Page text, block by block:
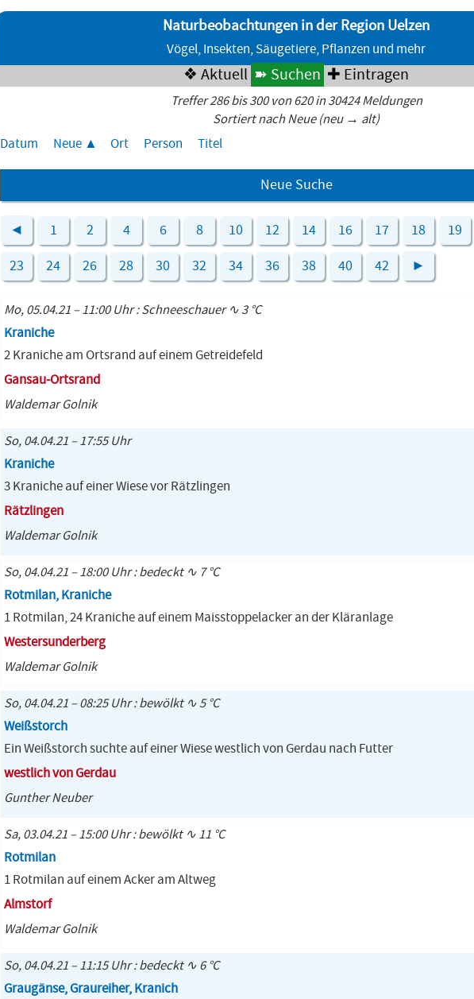
Naturbeobachtungen in der Region Uelzen
Vögel, Insekten, Säugetiere, Pflanzen und mehr
❖ Aktuell ➽ Suchen ✚ Eintragen
Treffer 286 bis 300 von 620 in 30424 Meldungen
Sortiert nach Neue (neu → alt)
Datum
Neue Ort Person Titel
Neue Suche
◄ 1 2 4 6 8 10 12 14 16 17 18 19
23 24 26 28 30 32 34 36 38 40 42 ►
Mo, 05.04.21 – 11:00 Uhr : Schneeschauer ∿ 3 °C
Kraniche
2 Kraniche am Ortsrand auf einem Getreidefeld
Gansau-Ortsrand
Waldemar Golnik
So, 04.04.21 – 17:55 Uhr
Kraniche
3 Kraniche auf einer Wiese vor Rätzlingen
Rätzlingen
Waldemar Golnik
So, 04.04.21 – 18:00 Uhr : bedeckt ∿ 7 °C
Rotmilan, Kraniche
1 Rotmilan, 24 Kraniche auf einem Maisstoppelacker an der Kläranlage
Westersunderberg
Waldemar Golnik
So, 04.04.21 – 08:25 Uhr : bewölkt ∿ 5 °C
Weißstorch
Ein Weißstorch suchte auf einer Wiese westlich von Gerdau nach Futter
westlich von Gerdau
Gunther Neuber
Sa, 03.04.21 – 15:00 Uhr : bewölkt ∿ 11 °C
Rotmilan
1 Rotmilan auf einem Acker am Altweg
Almstorf
Waldemar Golnik
So, 04.04.21 – 11:15 Uhr : bedeckt ∿ 6 °C
Graugänse, Graureiher, Kranich